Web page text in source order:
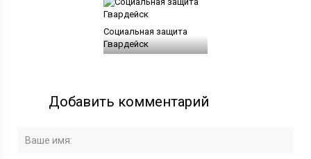
Социальная защита
Гвардейск
Добавить комментарий